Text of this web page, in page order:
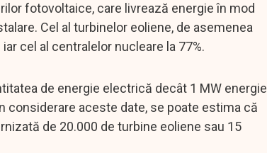
fotovoltaice, care livrează energie în mod
Cel al turbinelor eoliene, de asemenea
cel al centralelor nucleare la 77%.
de energie electrică decât 1 MW energie
considerare aceste date, se poate estima că
de 20.000 de turbine eoliene sau 15